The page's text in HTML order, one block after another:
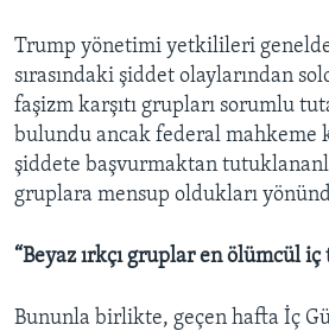
Trump yönetimi yetkilileri
sırasındaki şiddet olaylarından
faşizm karşıtı grupları sorumlu
bulundu ancak federal mahkeme
şiddete başvurmaktan
gruplara mensup oldukları
“Beyaz ırkçı gruplar en ölümcül iç
Bununla birlikte, geçen hafta İç